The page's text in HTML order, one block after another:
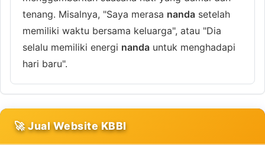
tenang. Misalnya, "Saya merasa nanda setelah
memiliki waktu bersama keluarga", atau "Dia
selalu memiliki energi nanda untuk menghadapi
hari baru".
🚀 Jual Website KBBI